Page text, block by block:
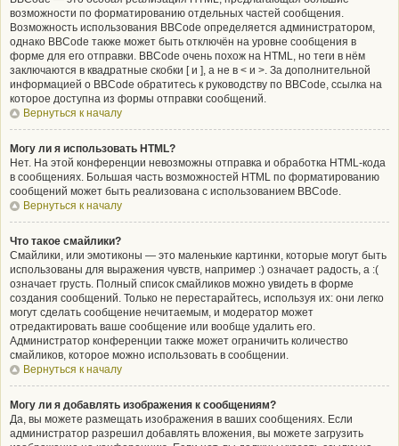
возможности по форматированию отдельных частей сообщения.
Возможность использования BBCode определяется администратором,
однако BBCode также может быть отключён на уровне сообщения в
форме для его отправки. BBCode очень похож на HTML, но теги в нём
заключаются в квадратные скобки [ и ], а не в < и >. За дополнительной
информацией о BBCode обратитесь к руководству по BBCode, ссылка на
которое доступна из формы отправки сообщений.
Вернуться к началу
Могу ли я использовать HTML?
Нет. На этой конференции невозможны отправка и обработка HTML-кода
в сообщениях. Большая часть возможностей HTML по форматированию
сообщений может быть реализована с использованием BBCode.
Вернуться к началу
Что такое смайлики?
Смайлики, или эмотиконы — это маленькие картинки, которые могут быть
использованы для выражения чувств, например :) означает радость, а :(
означает грусть. Полный список смайликов можно увидеть в форме
создания сообщений. Только не перестарайтесь, используя их: они легко
могут сделать сообщение нечитаемым, и модератор может
отредактировать ваше сообщение или вообще удалить его.
Администратор конференции также может ограничить количество
смайликов, которое можно использовать в сообщении.
Вернуться к началу
Могу ли я добавлять изображения к сообщениям?
Да, вы можете размещать изображения в ваших сообщениях. Если
администратор разрешил добавлять вложения, вы можете загрузить